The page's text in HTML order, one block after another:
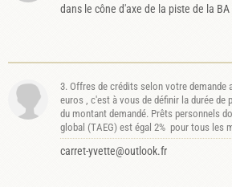
dans le cône d'axe de la piste de la BA
3. Offres de crédits selon votre demande
euros , c'est à vous de définir la durée de
du montant demandé. Prêts personnels
global (TAEG) est égal 2% pour tous les
carret-yvette@outlook.fr